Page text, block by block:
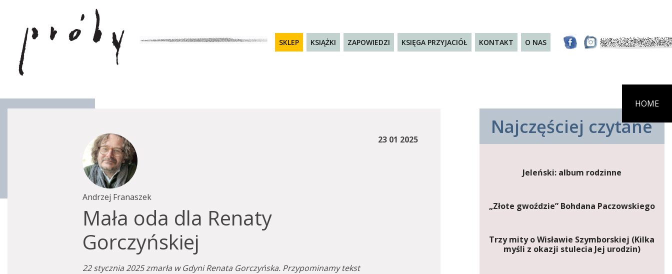
SKLEP KSIĄŻKI ZAPOWIEDZI KSIĘGA PRZYJACIÓŁ KONTAKT O NAS
HOME
23 01 2025
Andrzej Franaszek
Mała oda dla Renaty
Gorczyńskiej
22 stycznia 2025 zmarła w Gdyni Renata Gorczyńska. Przypominamy tekst
Najczęściej czytane
Jeleński: album rodzinne
„Złote gwoździe” Bohdana Paczowskiego
Trzy mity o Wisławie Szymborskiej (Kilka
myśli z okazji stulecia Jej urodzin)